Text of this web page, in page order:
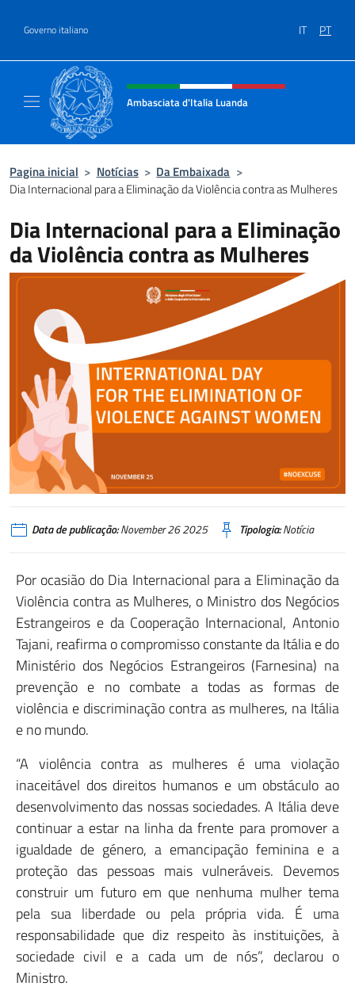
Governo italiano IT PT
Site, social e cabeçalho do menu
Ambasciata d'Italia Luanda
Pagina inicial > Notícias > Da Embaixada >
Dia Internacional para a Eliminação da Violência contra as Mulheres
Dia Internacional para a Eliminação
da Violência contra as Mulheres
Data de publicação:November 26 2025 Tipologia:Notícia
Por ocasião do Dia Internacional para a Eliminação da
Violência contra as Mulheres, o Ministro dos Negócios
Estrangeiros e da Cooperação Internacional, Antonio
Tajani, reafirma o compromisso constante da Itália e do
Ministério dos Negócios Estrangeiros (Farnesina) na
prevenção e no combate a todas as formas de
violência e discriminação contra as mulheres, na Itália
e no mundo.
“A violência contra as mulheres é uma violação
inaceitável dos direitos humanos e um obstáculo ao
desenvolvimento das nossas sociedades. A Itália deve
continuar a estar na linha da frente para promover a
igualdade de género, a emancipação feminina e a
proteção das pessoas mais vulneráveis. Devemos
construir um futuro em que nenhuma mulher tema
pela sua liberdade ou pela própria vida. É uma
responsabilidade que diz respeito às instituições, à
sociedade civil e a cada um de nós”, declarou o
Ministro.